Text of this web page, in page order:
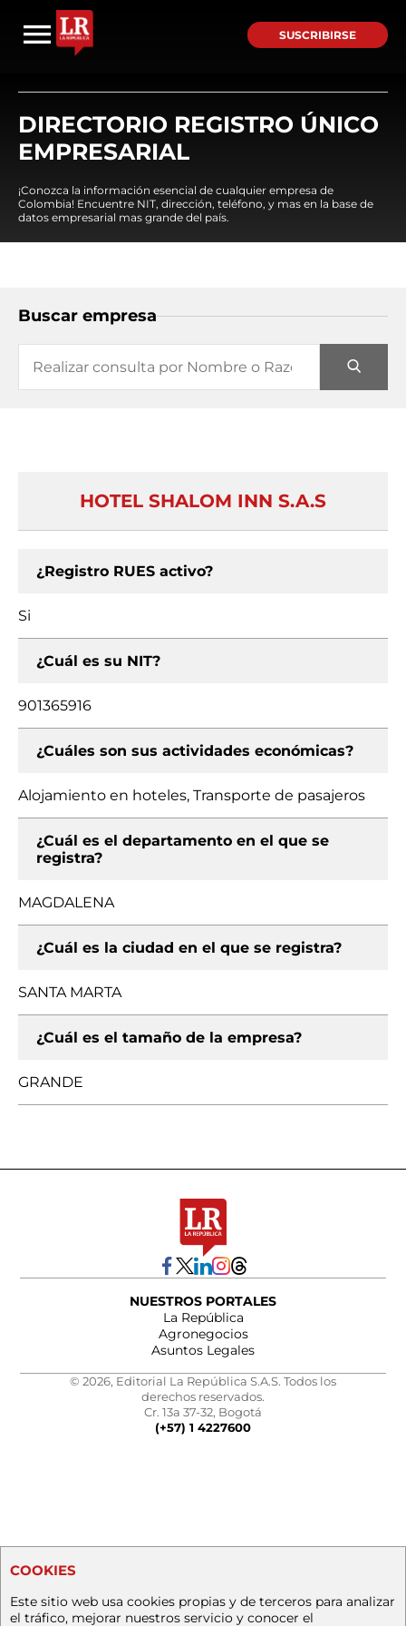
SUSCRIBIRSE
DIRECTORIO REGISTRO ÚNICO
EMPRESARIAL
¡Conozca la información esencial de cualquier empresa de
Colombia! Encuentre NIT, dirección, teléfono, y mas en la base de
datos empresarial mas grande del país.
Buscar empresa
HOTEL SHALOM INN S.A.S
¿Registro RUES activo?
Si
¿Cuál es su NIT?
901365916
¿Cuáles son sus actividades económicas?
Alojamiento en hoteles, Transporte de pasajeros
¿Cuál es el departamento en el que se
registra?
MAGDALENA
¿Cuál es la ciudad en el que se registra?
SANTA MARTA
¿Cuál es el tamaño de la empresa?
GRANDE
NUESTROS PORTALES
La República
Agronegocios
Asuntos Legales
© 2026, Editorial La República S.A.S. Todos los
derechos reservados.
Cr. 13a 37-32, Bogotá
(+57) 1 4227600
COOKIES
Este sitio web usa cookies propias y de terceros para analizar
el tráfico, mejorar nuestros servicio y conocer el